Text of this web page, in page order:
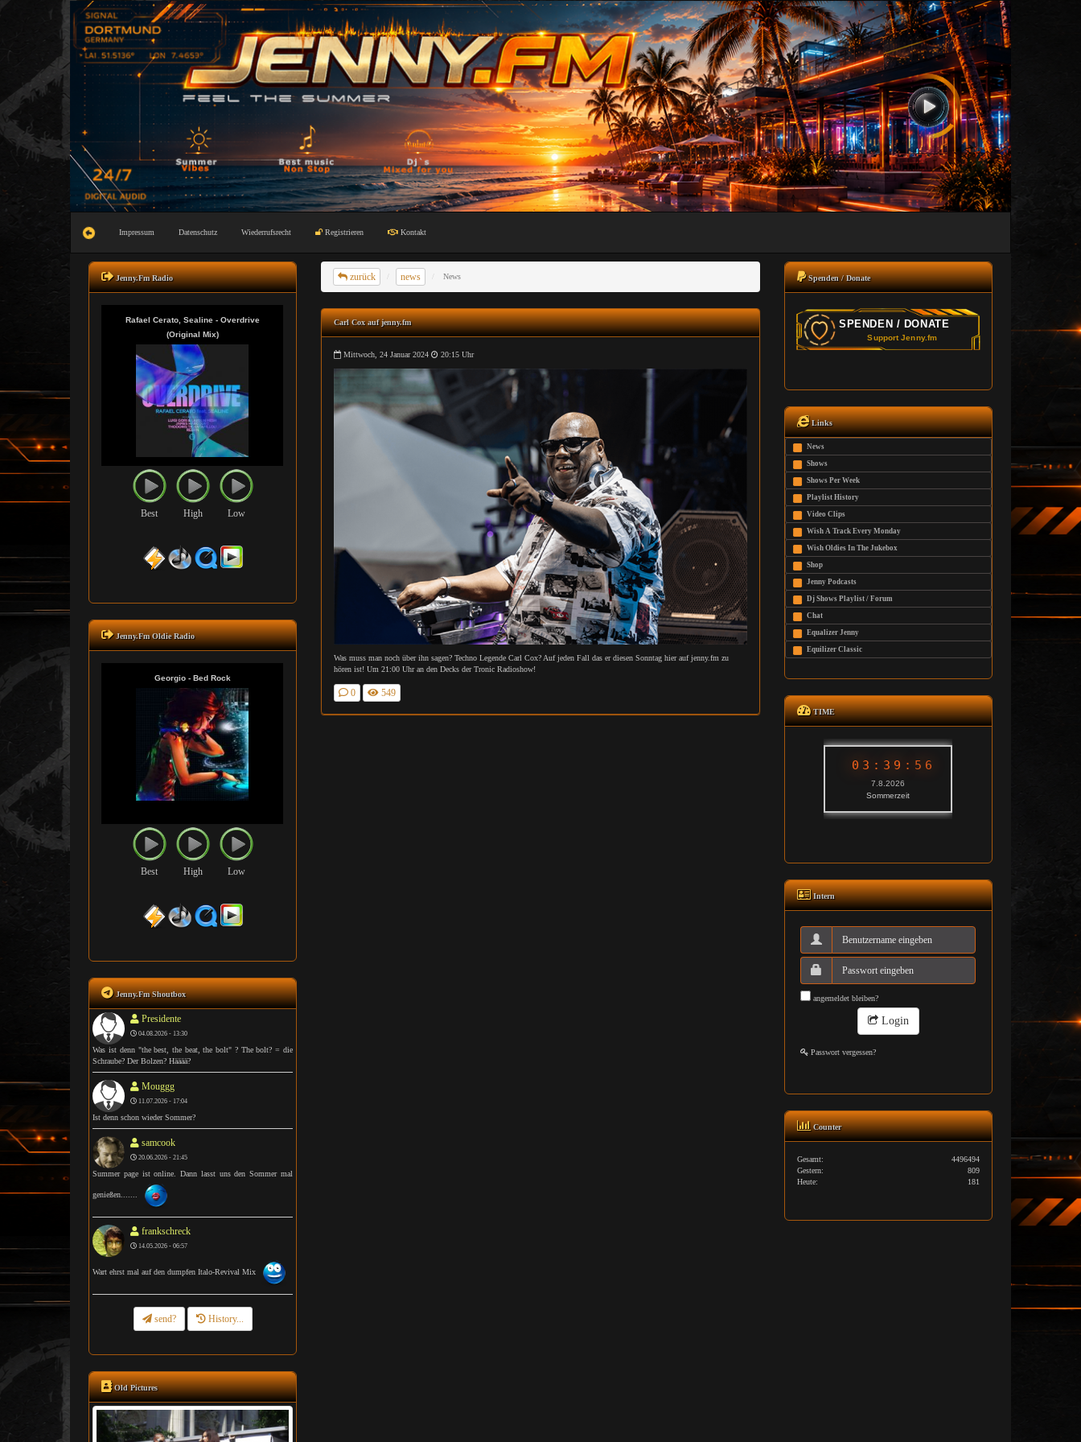
Impressum Datenschutz Wiederrufsrecht Registrieren Kontakt
Jenny.Fm Radio
Best High Low
Jenny.Fm Oldie Radio
Best High Low
Jenny.Fm Shoutbox
Presidente
04.08.2026 - 13:30
Was ist denn "the best, the beat, the bolt" ? The bolt? = die
Schraube? Der Bolzen? Hääää?
Mouggg
11.07.2026 - 17:04
Ist denn schon wieder Sommer?
samcook
20.06.2026 - 21:45
Summer page ist online. Dann lasst uns den Sommer mal
genießen.......
frankschreck
14.05.2026 - 06:57
Wart ehrst mal auf den dumpfen Italo-Revival Mix
send? History...
Old Pictures
zurück news News
Carl Cox auf jenny.fm
Mittwoch, 24 Januar 2024 20:15 Uhr
Was muss man noch über ihn sagen? Techno Legende Carl Cox? Auf jeden Fall das er diesen Sonntag hier auf jenny.fm zu
hören ist! Um 21:00 Uhr an den Decks der Tronic Radioshow!
0 549
Spenden / Donate
Links
News
Shows
Shows Per Week
Playlist History
Video Clips
Wish A Track Every Monday
Wish Oldies In The Jukebox
Shop
Jenny Podcasts
Dj Shows Playlist / Forum
Chat
Equalizer Jenny
Equilizer Classic
TIME
Intern
angemeldet bleiben?
Login
Passwort vergessen?
Counter
Gesamt:
4496494
Gestern:
809
Heute:
181